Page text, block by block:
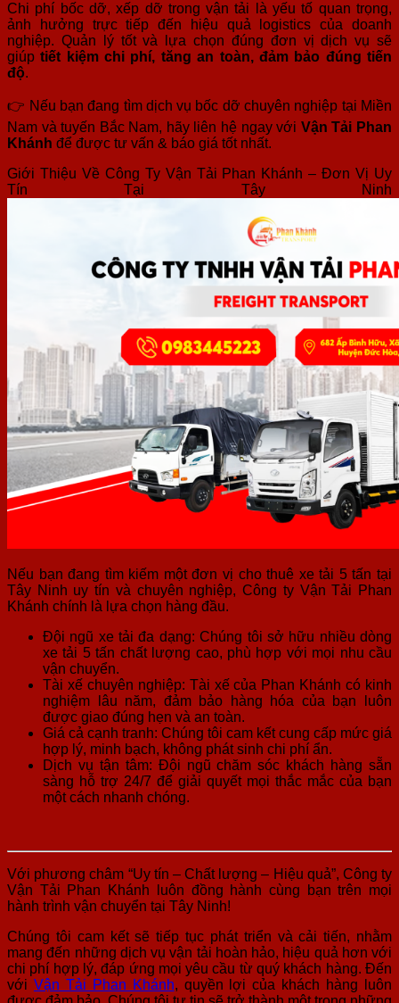
Chi phí bốc dỡ, xếp dỡ trong vận tải là yếu tố quan trọng,
ảnh hưởng trực tiếp đến hiệu quả logistics của doanh
nghiệp. Quản lý tốt và lựa chọn đúng đơn vị dịch vụ sẽ
giúptiết kiệm chi phí, tăng an toàn, đảm bảo đúng tiến
độ.
👉 Nếu bạn đang tìm dịch vụ bốc dỡ chuyên nghiệp tại Miền
Nam và tuyến Bắc Nam, hãy liên hệ ngay với Vận Tải Phan
Khánh để được tư vấn & báo giá tốt nhất.
Giới Thiệu Về Công Ty Vận Tải Phan Khánh – Đơn Vị Uy
Tín Tại Tây Ninh
Nếu bạn đang tìm kiếm một đơn vị cho thuê xe tải 5 tấn tại
Tây Ninh uy tín và chuyên nghiệp, Công ty Vận Tải Phan
Khánh chính là lựa chọn hàng đầu.
Đội ngũ xe tải đa dạng: Chúng tôi sở hữu nhiều dòng
xe tải 5 tấn chất lượng cao, phù hợp với mọi nhu cầu
vận chuyển.
Tài xế chuyên nghiệp: Tài xế của Phan Khánh có kinh
nghiệm lâu năm, đảm bảo hàng hóa của bạn luôn
được giao đúng hẹn và an toàn.
Giá cả cạnh tranh: Chúng tôi cam kết cung cấp mức giá
hợp lý, minh bạch, không phát sinh chi phí ẩn.
Dịch vụ tận tâm: Đội ngũ chăm sóc khách hàng sẵn
sàng hỗ trợ 24/7 để giải quyết mọi thắc mắc của bạn
một cách nhanh chóng.
Với phương châm “Uy tín – Chất lượng – Hiệu quả”, Công ty
Vận Tải Phan Khánh luôn đồng hành cùng bạn trên mọi
hành trình vận chuyển tại Tây Ninh!
Chúng tôi cam kết sẽ tiếp tục phát triển và cải tiến, nhằm
mang đến những dịch vụ vận tải hoàn hảo, hiệu quả hơn với
chi phí hợp lý, đáp ứng mọi yêu cầu từ quý khách hàng. Đến
với Vận Tải Phan Khánh, quyền lợi của khách hàng luôn